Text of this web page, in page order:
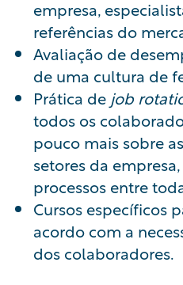
empresa,
referências do
Avaliação de
de uma cultura de
Prática de job
todos os
pouco mais sobre
setores da
processos entre
Cursos específicos
acordo com a
dos colaboradores.